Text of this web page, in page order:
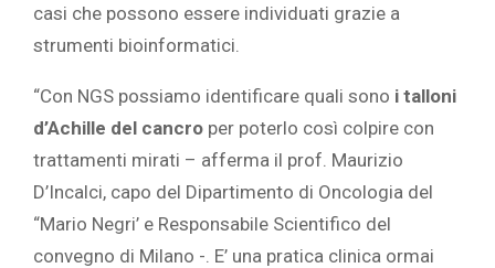
casi che possono essere individuati grazie a
strumenti bioinformatici.
“Con NGS possiamo identificare quali sono i talloni
d’Achille del cancro per poterlo così colpire con
trattamenti mirati – afferma il prof. Maurizio
D’Incalci, capo del Dipartimento di Oncologia del
“Mario Negri’ e Responsabile Scientifico del
convegno di Milano -. E’ una pratica clinica ormai